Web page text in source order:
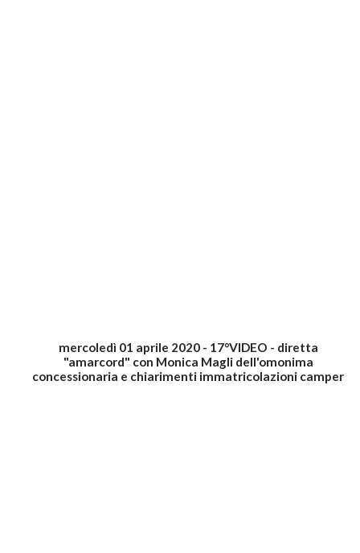
mercoledì 01 aprile 2020 - 17°VIDEO - diretta
"amarcord" con Monica Magli dell'omonima
concessionaria e chiarimenti immatricolazioni camper